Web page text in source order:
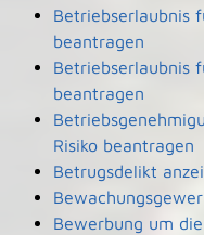
Betriebserlaubnis
beantragen
Betriebserlaubnis
beantragen
Risiko beantragen
Betrugsdelikt
Bewerbung um